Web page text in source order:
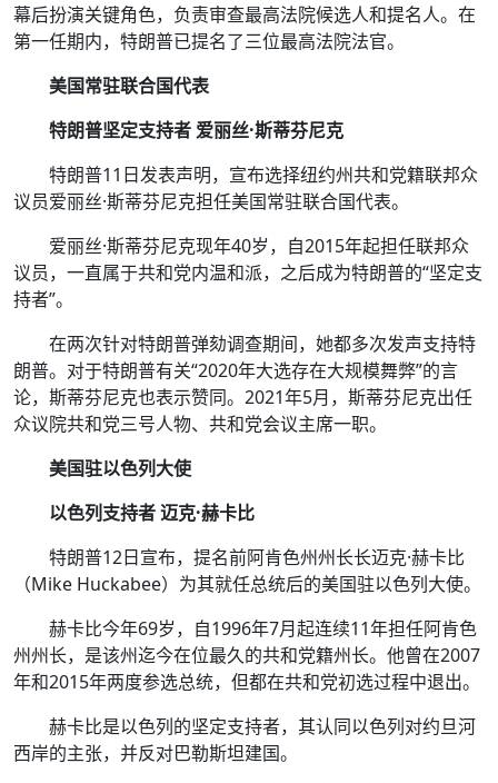
幕后扮演关键角色，负责审查最高法院候选人和提名人。在
第一任期内，特朗普已提名了三位最高法院法官。
美国常驻联合国代表
特朗普坚定支持者 爱丽丝·斯蒂芬尼克
特朗普11日发表声明，宣布选择纽约州共和党籍联邦众
议员爱丽丝·斯蒂芬尼克担任美国常驻联合国代表。
爱丽丝·斯蒂芬尼克现年40岁，自2015年起担任联邦众
议员，一直属于共和党内温和派，之后成为特朗普的“坚定支
持者”。
在两次针对特朗普弹劾调查期间，她都多次发声支持特
朗普。对于特朗普有关“2020年大选存在大规模舞弊”的言
论，斯蒂芬尼克也表示赞同。2021年5月，斯蒂芬尼克出任
众议院共和党三号人物、共和党会议主席一职。
美国驻以色列大使
以色列支持者 迈克·赫卡比
特朗普12日宣布，提名前阿肯色州州长长迈克·赫卡比
（Mike Huckabee）为其就任总统后的美国驻以色列大使。
赫卡比今年69岁，自1996年7月起连续11年担任阿肯色
州州长，是该州迄今在位最久的共和党籍州长。他曾在2007
年和2015年两度参选总统，但都在共和党初选过程中退出。
赫卡比是以色列的坚定支持者，其认同以色列对约旦河
西岸的主张，并反对巴勒斯坦建国。